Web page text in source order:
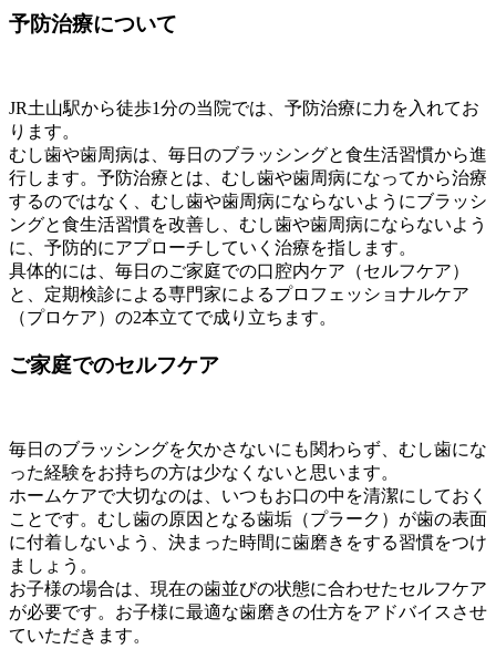
予防治療について
JR土山駅から徒歩1分の当院では、予防治療に力を入れてお
ります。
むし歯や歯周病は、毎日のブラッシングと食生活習慣から進
行します。予防治療とは、むし歯や歯周病になってから治療
するのではなく、むし歯や歯周病にならないようにブラッシ
ングと食生活習慣を改善し、むし歯や歯周病にならないよう
に、予防的にアプローチしていく治療を指します。
具体的には、毎日のご家庭での口腔内ケア（セルフケア）
と、定期検診による専門家によるプロフェッショナルケア
（プロケア）の2本立てで成り立ちます。
ご家庭でのセルフケア
毎日のブラッシングを欠かさないにも関わらず、むし歯にな
った経験をお持ちの方は少なくないと思います。
ホームケアで大切なのは、いつもお口の中を清潔にしておく
ことです。むし歯の原因となる歯垢（プラーク）が歯の表面
に付着しないよう、決まった時間に歯磨きをする習慣をつけ
ましょう。
お子様の場合は、現在の歯並びの状態に合わせたセルフケア
が必要です。お子様に最適な歯磨きの仕方をアドバイスさせ
ていただきます。